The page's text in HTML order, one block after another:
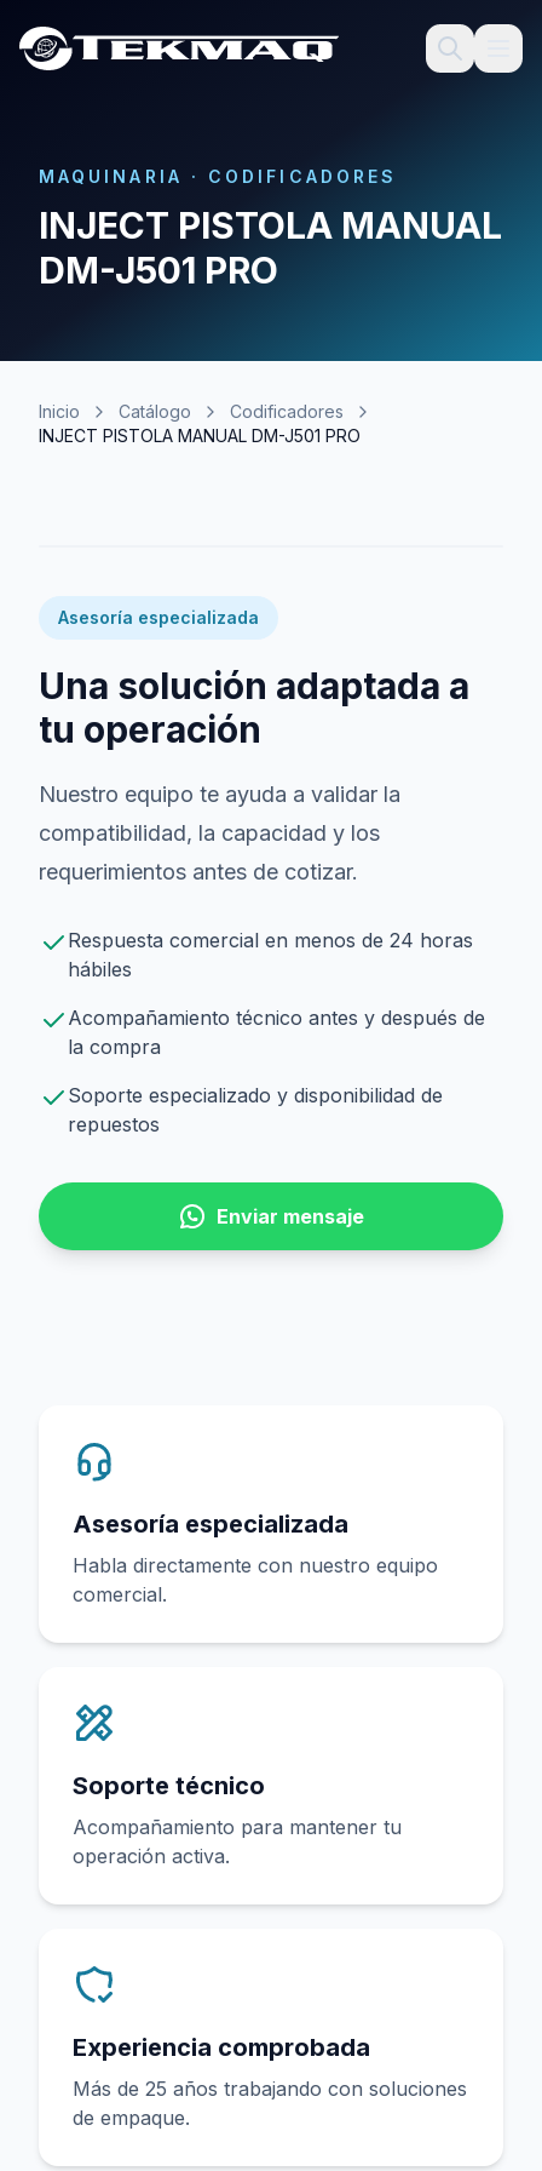
MAQUINARIA · CODIFICADORES
INJECT PISTOLA MANUAL
DM-J501 PRO
Inicio Catálogo
Codificadores
INJECT PISTOLA MANUAL DM-J501 PRO
Asesoría especializada
Una solución adaptada a
tu operación
Nuestro equipo te ayuda a validar la
compatibilidad, la capacidad y los
requerimientos antes de cotizar.
Respuesta comercial en menos de 24 horas
hábiles
Acompañamiento técnico antes y después de
la compra
Soporte especializado y disponibilidad de
repuestos
Enviar mensaje
Asesoría especializada
Habla directamente con nuestro equipo
comercial.
Soporte técnico
Acompañamiento para mantener tu
operación activa.
Experiencia comprobada
Más de 25 años trabajando con soluciones
de empaque.